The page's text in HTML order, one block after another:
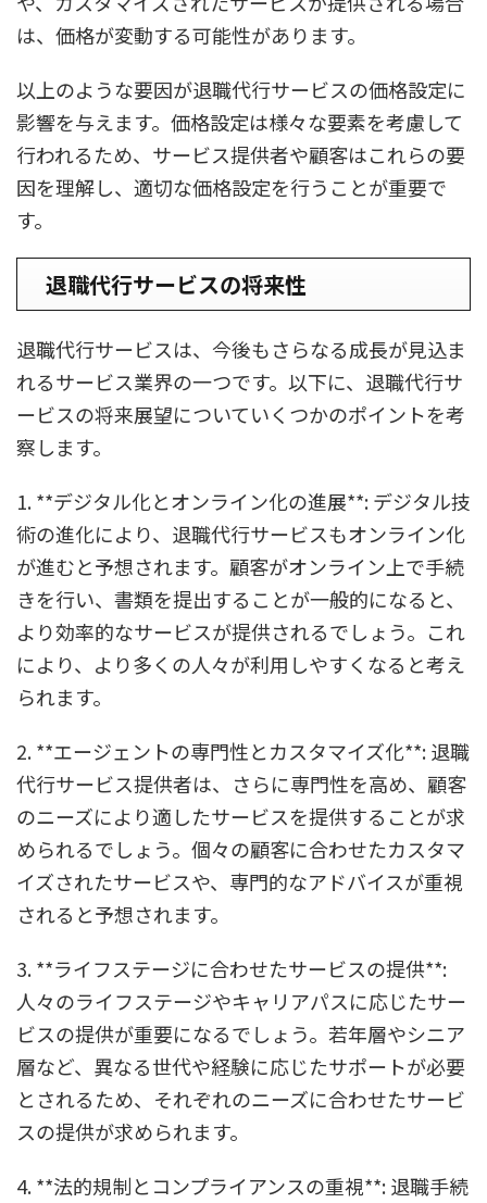
は、価格が変動する可能性があります。
以上のような要因が退職代行サービスの価格設定に
影響を与えます。価格設定は様々な要素を考慮して
行われるため、サービス提供者や顧客はこれらの要
因を理解し、適切な価格設定を行うことが重要で
す。
退職代行サービスの将来性
退職代行サービスは、今後もさらなる成長が見込ま
れるサービス業界の一つです。以下に、退職代行サ
ービスの将来展望についていくつかのポイントを考
察します。
1. **デジタル化とオンライン化の進展**: デジタル技
術の進化により、退職代行サービスもオンライン化
が進むと予想されます。顧客がオンライン上で手続
きを行い、書類を提出することが一般的になると、
より効率的なサービスが提供されるでしょう。これ
により、より多くの人々が利用しやすくなると考え
られます。
2. **エージェントの専門性とカスタマイズ化**: 退職
代行サービス提供者は、さらに専門性を高め、顧客
のニーズにより適したサービスを提供することが求
められるでしょう。個々の顧客に合わせたカスタマ
イズされたサービスや、専門的なアドバイスが重視
されると予想されます。
3. **ライフステージに合わせたサービスの提供**:
人々のライフステージやキャリアパスに応じたサー
ビスの提供が重要になるでしょう。若年層やシニア
層など、異なる世代や経験に応じたサポートが必要
とされるため、それぞれのニーズに合わせたサービ
スの提供が求められます。
4. **法的規制とコンプライアンスの重視**: 退職手続